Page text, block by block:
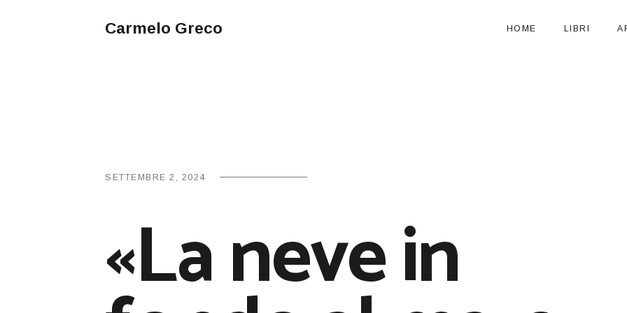
Carmelo Greco HOME LIBRI
SETTEMBRE 2, 2024
«La neve in